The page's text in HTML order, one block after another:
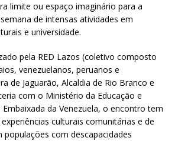
limite ou espaço imaginário para a
de intensas atividades em
e universidade.
pela RED Lazos (coletivo composto
venezuelanos, peruanos e
de Jaguarão, Alcaldia de Rio Branco e
com o Ministério da Educação e
da Venezuela, o encontro tem
culturais comunitárias e de
populações com descapacidades